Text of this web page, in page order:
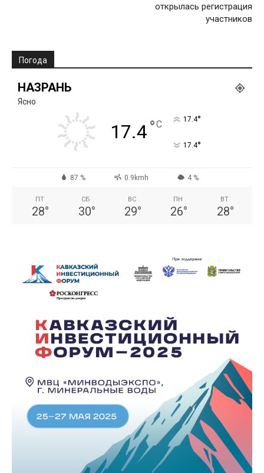
открылась регистрация
участников
Погода
НАЗРАНЬ
Ясно
17.4°C 17.4°
17.4°
87 % 0.9kmh 4 %
ПТ
28°
СБ
30°
ВС
29°
ПН
26°
ВТ
28°